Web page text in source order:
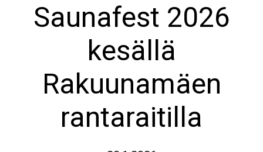
15
Saunafest 2026
kesällä
Rakuunamäen
rantaraitilla